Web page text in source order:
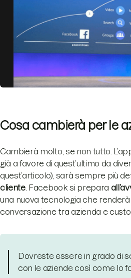
Cosa cambierà per le
Cambierà molto, se non tutto.
già a favore di quest’ultimo da
quest’articolo), sarà sempre più
cliente. Facebook si prepara
una nuova tecnologia che renderà
conversazione tra azienda e
Dovreste essere in grado di
con le aziende così come lo